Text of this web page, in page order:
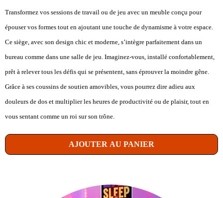
Transformez vos sessions de travail ou de jeu avec un meuble conçu pour
épouser vos formes tout en ajoutant une touche de dynamisme à votre espace.
Ce siège, avec son design chic et moderne, s’intègre parfaitement dans un
bureau comme dans une salle de jeu. Imaginez-vous, installé confortablement,
prêt à relever tous les défis qui se présentent, sans éprouver la moindre gêne.
Grâce à ses coussins de soutien amovibles, vous pourrez dire adieu aux
douleurs de dos et multiplier les heures de productivité ou de plaisir, tout en
vous sentant comme un roi sur son trône.
AJOUTER AU PANIER